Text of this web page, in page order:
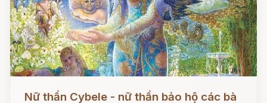
Nữ thần Cybele - nữ thần bảo hộ các bà